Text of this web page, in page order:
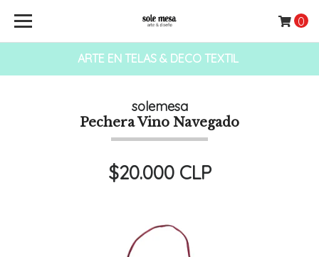
ARTE EN TELAS & DECO TEXTIL
0
solemesa
Pechera Vino Navegado
$20.000 CLP